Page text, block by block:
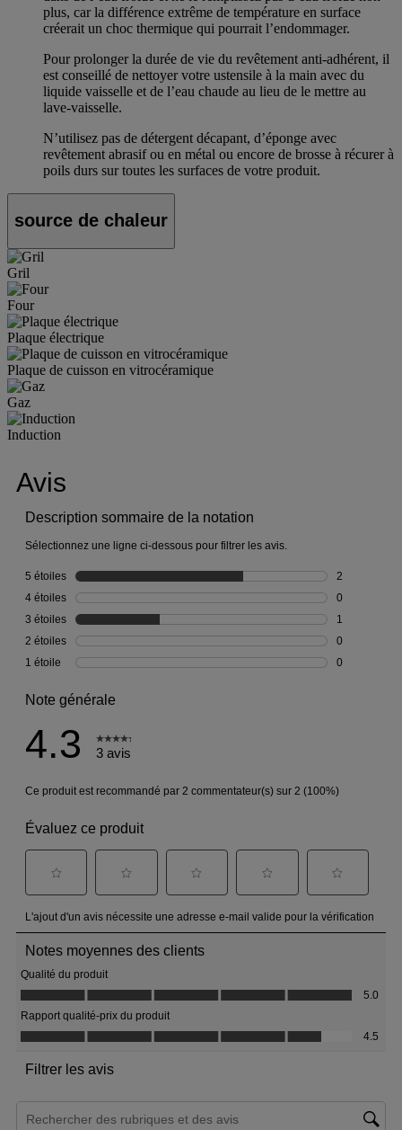
plus, car la différence extrême de température en surface
créerait un choc thermique qui pourrait l’endommager.
Pour prolonger la durée de vie du revêtement anti-adhérent, il
est conseillé de nettoyer votre ustensile à la main avec du
liquide vaisselle et de l’eau chaude au lieu de le mettre au
lave-vaisselle.
N’utilisez pas de détergent décapant, d’éponge avec
revêtement abrasif ou en métal ou encore de brosse à récurer à
poils durs sur toutes les surfaces de votre produit.
source de chaleur
Gril
Four
Plaque électrique
Plaque de cuisson en vitrocéramique
Gaz
Induction